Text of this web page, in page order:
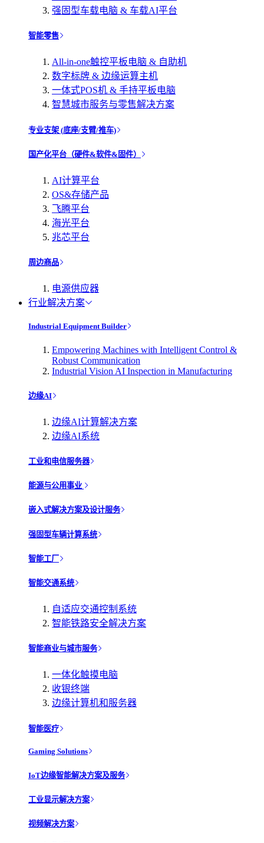
强固型车载电脑 & 车载AI平台
智能零售
All-in-one触控平板电脑 & 自助机
数字标牌 & 边缘运算主机
一体式POS机 & 手持平板电脑
智慧城市服务与零售解决方案
专业支架 (底座/支臂/推车)
国产化平台（硬件&软件&固件）
AI计算平台
OS&存储产品
飞腾平台
海光平台
兆芯平台
周边商品
电源供应器
行业解决方案
Industrial Equipment Builder
Empowering Machines with Intelligent Control &
Robust Communication
Industrial Vision AI Inspection in Manufacturing
边缘AI
边缘AI计算解决方案
边缘AI系统
工业和电信服务器
能源与公用事业
嵌入式解决方案及设计服务
强固型车辆计算系统
智能工厂
智能交通系统
自适应交通控制系统
智能铁路安全解决方案
智能商业与城市服务
一体化触摸电脑
收银终端
边缘计算机和服务器
智能医疗
Gaming Solutions
IoT边缘智能解决方案及服务
工业显示解决方案
视频解决方案